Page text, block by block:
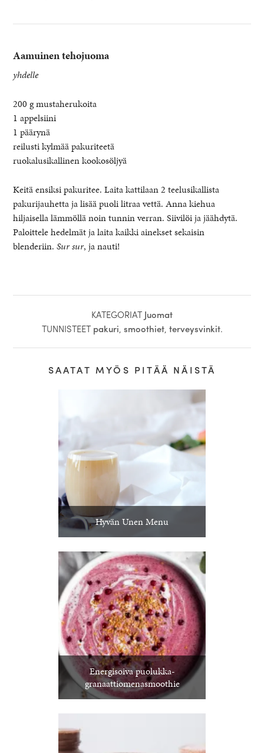
Aamuinen tehojuoma
yhdelle
200 g mustaherukoita
1 appelsiini
1 päärynä
reilusti kylmää pakuriteetä
ruokalusikallinen kookosöljyä
Keitä ensiksi pakuritee. Laita kattilaan 2 teelusikallista
pakurijauhetta ja lisää puoli litraa vettä. Anna kiehua
hiljaisella lämmöllä noin tunnin verran. Siivilöi ja jäähdytä.
Paloittele hedelmät ja laita kaikki ainekset sekaisin
blenderiin.Sur sur, ja nauti!
KATEGORIAT Juomat
TUNNISTEET pakuri, smoothiet, terveysvinkit.
SAATAT MYÖS PITÄÄ NÄISTÄ
Hyvän Unen Menu
Energisoiva puolukka-
granaattiomenasmoothie